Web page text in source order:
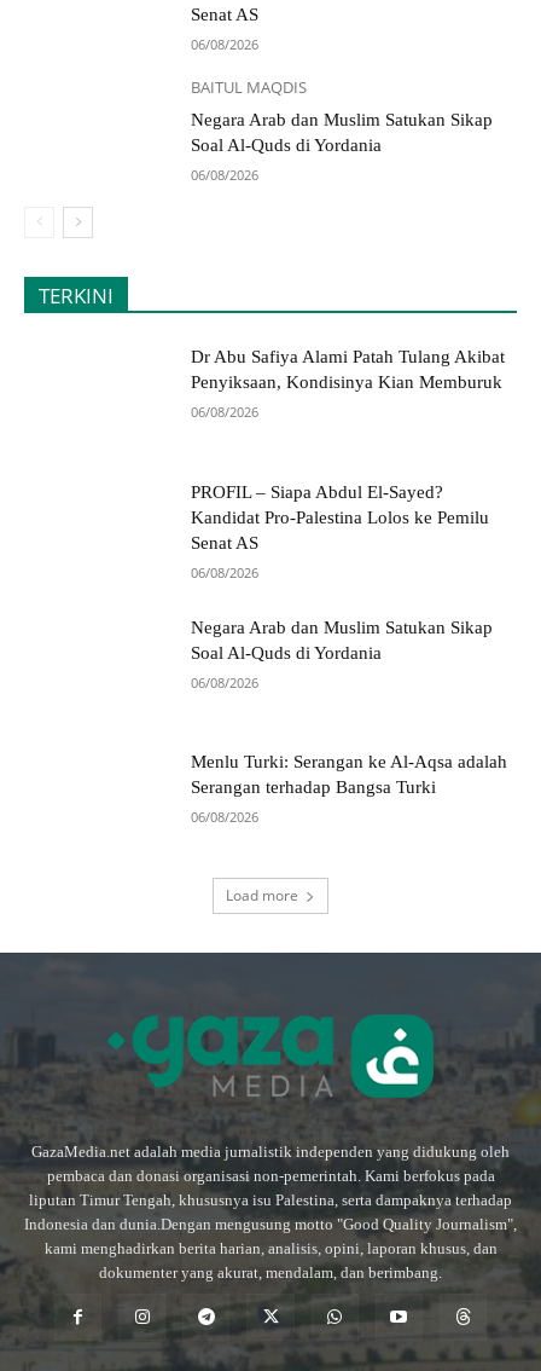
Senat AS
06/08/2026
BAITUL MAQDIS
Negara Arab dan Muslim Satukan Sikap
Soal Al-Quds di Yordania
06/08/2026
TERKINI
Dr Abu Safiya Alami Patah Tulang Akibat
Penyiksaan, Kondisinya Kian Memburuk
06/08/2026
PROFIL – Siapa Abdul El-Sayed?
Kandidat Pro-Palestina Lolos ke Pemilu
Senat AS
06/08/2026
Negara Arab dan Muslim Satukan Sikap
Soal Al-Quds di Yordania
06/08/2026
Menlu Turki: Serangan ke Al-Aqsa adalah
Serangan terhadap Bangsa Turki
06/08/2026
Load more
GazaMedia.net adalah media jurnalistik independen yang didukung oleh
pembaca dan donasi organisasi non-pemerintah. Kami berfokus pada
liputan Timur Tengah, khususnya isu Palestina, serta dampaknya terhadap
Indonesia dan dunia.Dengan mengusung motto "Good Quality Journalism",
kami menghadirkan berita harian, analisis, opini, laporan khusus, dan
dokumenter yang akurat, mendalam, dan berimbang.